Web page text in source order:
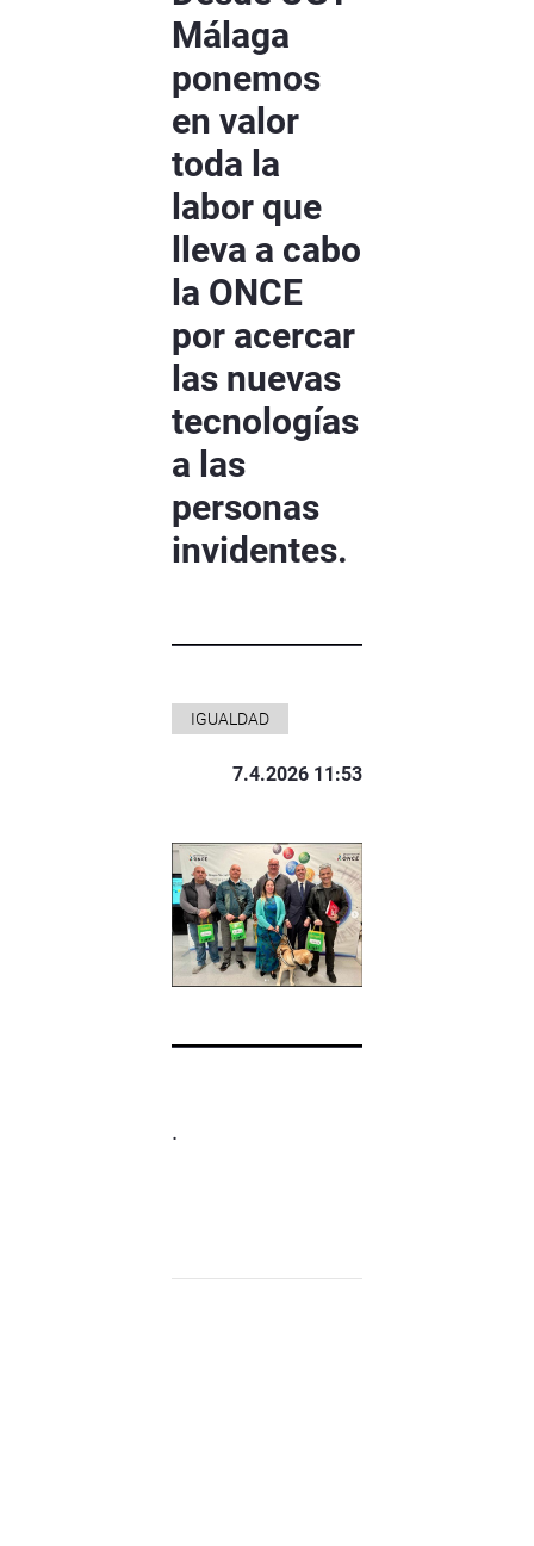
Málaga
ponemos
en valor
toda la
labor que
lleva a cabo
la ONCE
por acercar
las nuevas
tecnologías
a las
personas
invidentes.
IGUALDAD
7.4.2026 11:53
.